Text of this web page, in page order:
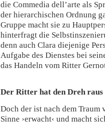
die Commedia dell’arte als
der hierarchischen Ordnung
Gruppe macht sie zu
hinterfragt die
denn auch Clara diejenige
Aufgabe des Dienstes bei
das Handeln vom Ritter
Der Ritter hat den Dreh raus
Doch der ist nach dem
Sinne ›erwacht‹ und macht